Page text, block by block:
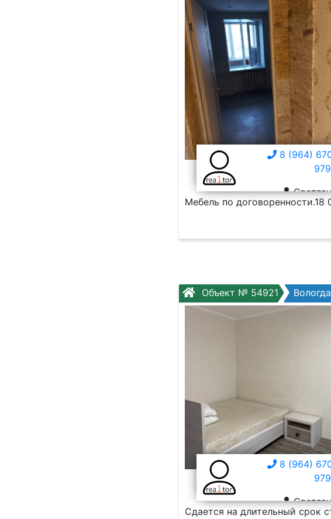
8 (964)
Мебель по
Объект № 54921
8 (964)
Cдaетcя на длительный cpок